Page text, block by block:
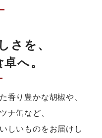
さを、
へ。
香り豊かな胡椒や、
ナ缶など、
しいものをお届けし